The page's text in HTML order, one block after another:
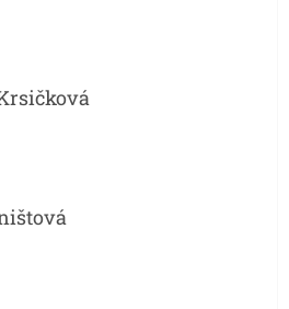
je 5 z 5 hvězdiček.
je 5 z 5 hvězdiček.